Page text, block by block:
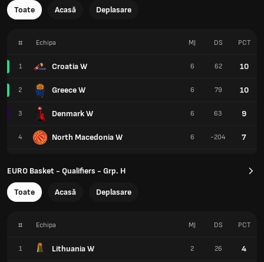
Toate Acasă Deplasare
# Echipa
1 Croatia W
2 Greece W
3 Denmark W
4 North Macedonia W
MJ DS PCT
6 62 10
6 79 10
6 63 9
6 -204 7
EURO Basket - Qualifiers - Grp. H
Toate Acasă Deplasare
# Echipa
1 Lithuania W
MJ DS PCT
2 26 4